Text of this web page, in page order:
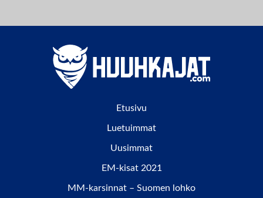
Etusivu
Luetuimmat
Uusimmat
EM-kisat 2021
MM-karsinnat – Suomen lohko